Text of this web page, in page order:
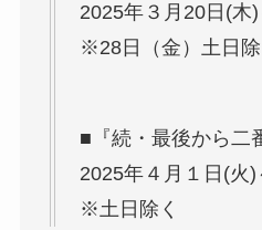
2025年３月20日(木)
※28日（金）土日除
■『続・最後から二
2025年４月１日(火)
※土日除く